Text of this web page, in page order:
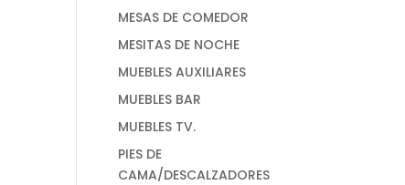
MESAS DE COMEDOR
MESITAS DE NOCHE
MUEBLES AUXILIARES
MUEBLES BAR
MUEBLES TV.
PIES DE
CAMA/DESCALZADORES